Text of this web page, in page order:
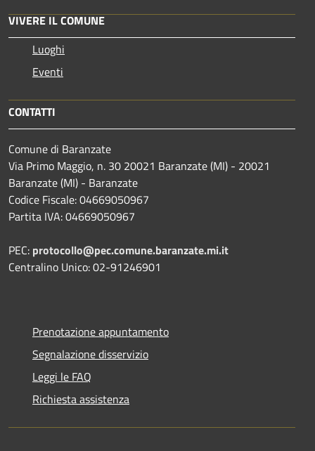
VIVERE IL COMUNE
Luoghi
Eventi
CONTATTI
Comune di Baranzate
Via Primo Maggio, n. 30 20021 Baranzate (MI) - 20021
Baranzate (MI) - Baranzate
Codice Fiscale: 04669050967
Partita IVA: 04669050967
PEC: protocollo@pec.comune.baranzate.mi.it
Centralino Unico: 02-91246901
Prenotazione appuntamento
Segnalazione disservizio
Leggi le FAQ
Richiesta assistenza